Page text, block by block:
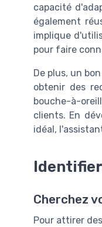
capacité
également
implique
pour faire
De plus, un
obtenir des
bouche-à-
clients. En
idéal,
Cherchez
Pour attirer